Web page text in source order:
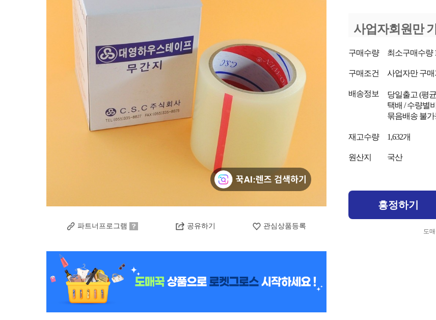
파트너프로그램 공유하기 관심상품등록
사업자회원만
구매수량 최소구매수량
구매조건 사업자만 구
배송정보 당일출고 (평
택배 / 수량별
묶음배송 불
재고수량 1,632개
원산지 국산
흥정하기
도